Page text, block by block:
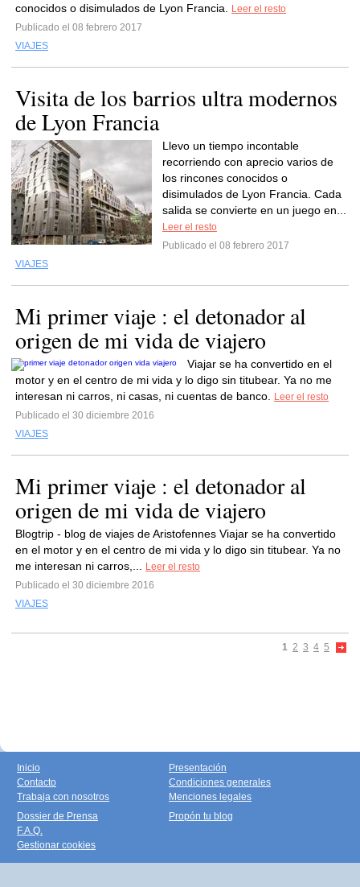
conocidos o disimulados de Lyon Francia.
Leer el resto
Publicado el 08 febrero 2017
VIAJES
Visita de los barrios ultra modernos
de Lyon Francia
Llevo un tiempo incontable
recorriendo con aprecio varios de
los rincones conocidos o
disimulados de Lyon Francia. Cada
salida se convierte en un juego en...
Leer el resto
Publicado el 08 febrero 2017
VIAJES
Mi primer viaje : el detonador al
origen de mi vida de viajero
Viajar se ha convertido en el
motor y en el centro de mi vida y lo digo sin titubear. Ya no me
interesan ni carros, ni casas, ni cuentas de banco.
Leer el resto
Publicado el 30 diciembre 2016
VIAJES
Mi primer viaje : el detonador al
origen de mi vida de viajero
Blogtrip - blog de viajes de Aristofennes Viajar se ha convertido
en el motor y en el centro de mi vida y lo digo sin titubear. Ya no
me interesan ni carros,...
Leer el resto
Publicado el 30 diciembre 2016
VIAJES
1 2 3 4 5
Inicio
Contacto
Trabaja con nosotros
Presentación
Condiciones generales
Menciones legales
Dossier de Prensa
F.A.Q.
Gestionar cookies
Propón tu blog